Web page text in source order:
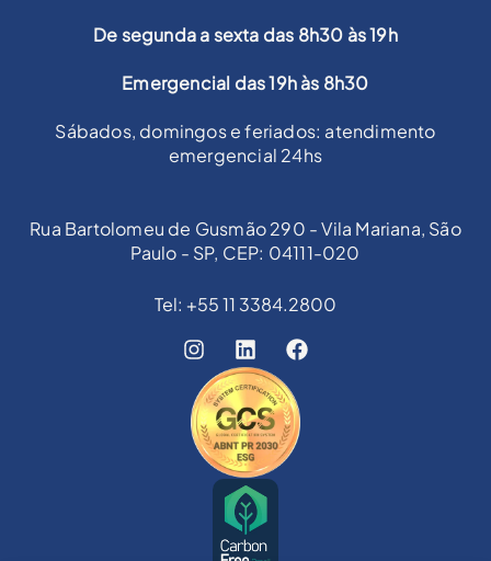
De segunda a sexta das 8h30 às 19h
Emergencial das 19h às 8h30
Sábados, domingos e feriados: atendimento
emergencial 24hs
Rua Bartolomeu de Gusmão 290 - Vila Mariana, São
Paulo - SP, CEP: 04111-020
Tel: +55 11 3384.2800